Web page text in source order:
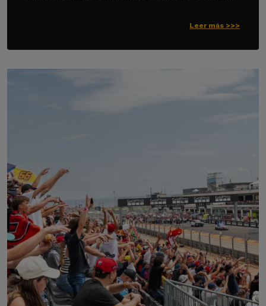
Leer más >>>